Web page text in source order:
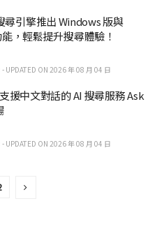
引擎推出 Windows 版與
，輕鬆提升搜尋體驗！
UPDATED ON 2026 年 08 月 04 日
援中文對話的 AI 搜尋服務 Ask
UPDATED ON 2026 年 08 月 04 日